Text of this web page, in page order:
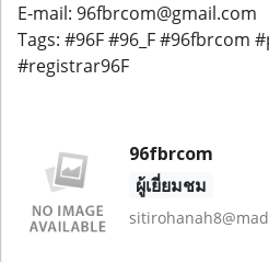
E-mail: 96fbrcom@gmail.com
Tags: #96F #96_F #96fbrcom
#registrar96F
96fbrcom
ผู้เยี่ยมชม